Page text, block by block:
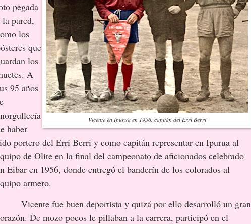
Vicente en Ipurua en 1956, capitán del Erri Berri
pegada
la pared,
los
que
los
A
95 años
haber
portero del Erri Berri y como capitán representar en Ipurua al
de Olite en la final del campeonato de aficionados celebrado
Eibar en 1956, donde entregó el banderín de los colorados al
armero.
Vicente fue buen deportista y quizá por ello desarrolló un gran
De mozo pocos le pillaban a la carrera, participó en el